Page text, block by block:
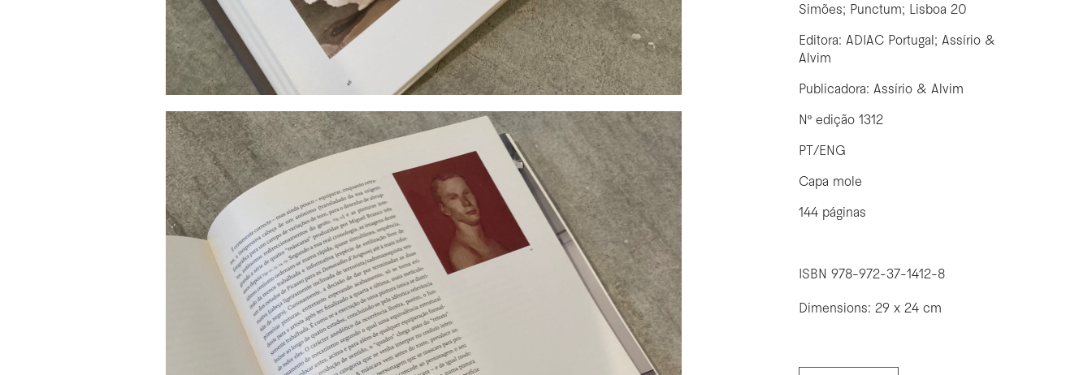
Simões; Punctum; Lisboa 20
Editora: ADIAC Portugal; Assírio &
Alvim
Publicadora: Assírio & Alvim
Nº edição 1312
PT/ENG
Capa mole
144 páginas
ISBN 978-972-37-1412-8
Dimensions: 29 x 24 cm